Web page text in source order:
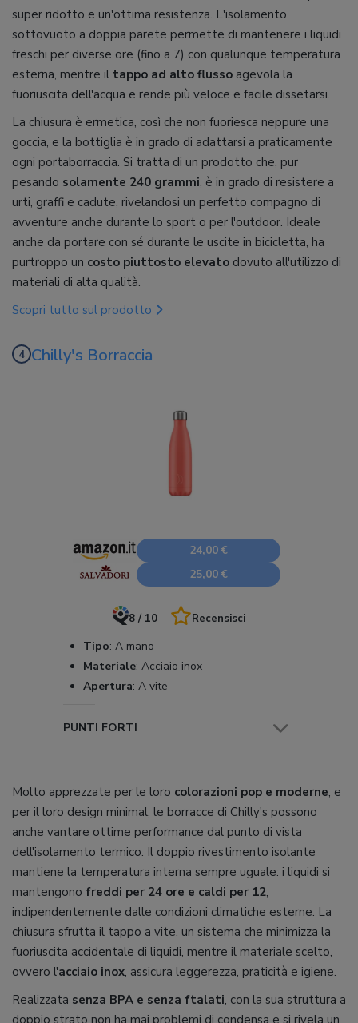
super ridotto e un'ottima resistenza. L'isolamento
sottovuoto a doppia parete permette di mantenere i liquidi
freschi per diverse ore (fino a 7) con qualunque temperatura
esterna, mentre il tappo ad alto flusso agevola la
fuoriuscita dell'acqua e rende più veloce e facile dissetarsi.
La chiusura è ermetica, così che non fuoriesca neppure una
goccia, e la bottiglia è in grado di adattarsi a praticamente
ogni portaborraccia. Si tratta di un prodotto che, pur
pesando solamente 240 grammi, è in grado di resistere a
urti, graffi e cadute, rivelandosi un perfetto compagno di
avventure anche durante lo sport o per l'outdoor. Ideale
anche da portare con sé durante le uscite in bicicletta, ha
purtroppo un costo piuttosto elevato dovuto all'utilizzo di
materiali di alta qualità.
Scopri tutto sul prodotto
Chilly's Borraccia
24,00 €
25,00 €
8 / 10 Recensisci
Tipo: A mano
Materiale: Acciaio inox
Apertura: A vite
PUNTI FORTI
Molto apprezzate per le loro colorazioni pop e moderne, e
per il loro design minimal, le borracce di Chilly's possono
anche vantare ottime performance dal punto di vista
dell'isolamento termico. Il doppio rivestimento isolante
mantiene la temperatura interna sempre uguale: i liquidi si
mantengono freddi per 24 ore e caldi per 12,
indipendentemente dalle condizioni climatiche esterne. La
chiusura sfrutta il tappo a vite, un sistema che minimizza la
fuoriuscita accidentale di liquidi, mentre il materiale scelto,
ovvero l'acciaio inox, assicura leggerezza, praticità e igiene.
Realizzata senza BPA e senza ftalati, con la sua struttura a